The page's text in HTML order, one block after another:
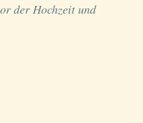
der Hochzeit und